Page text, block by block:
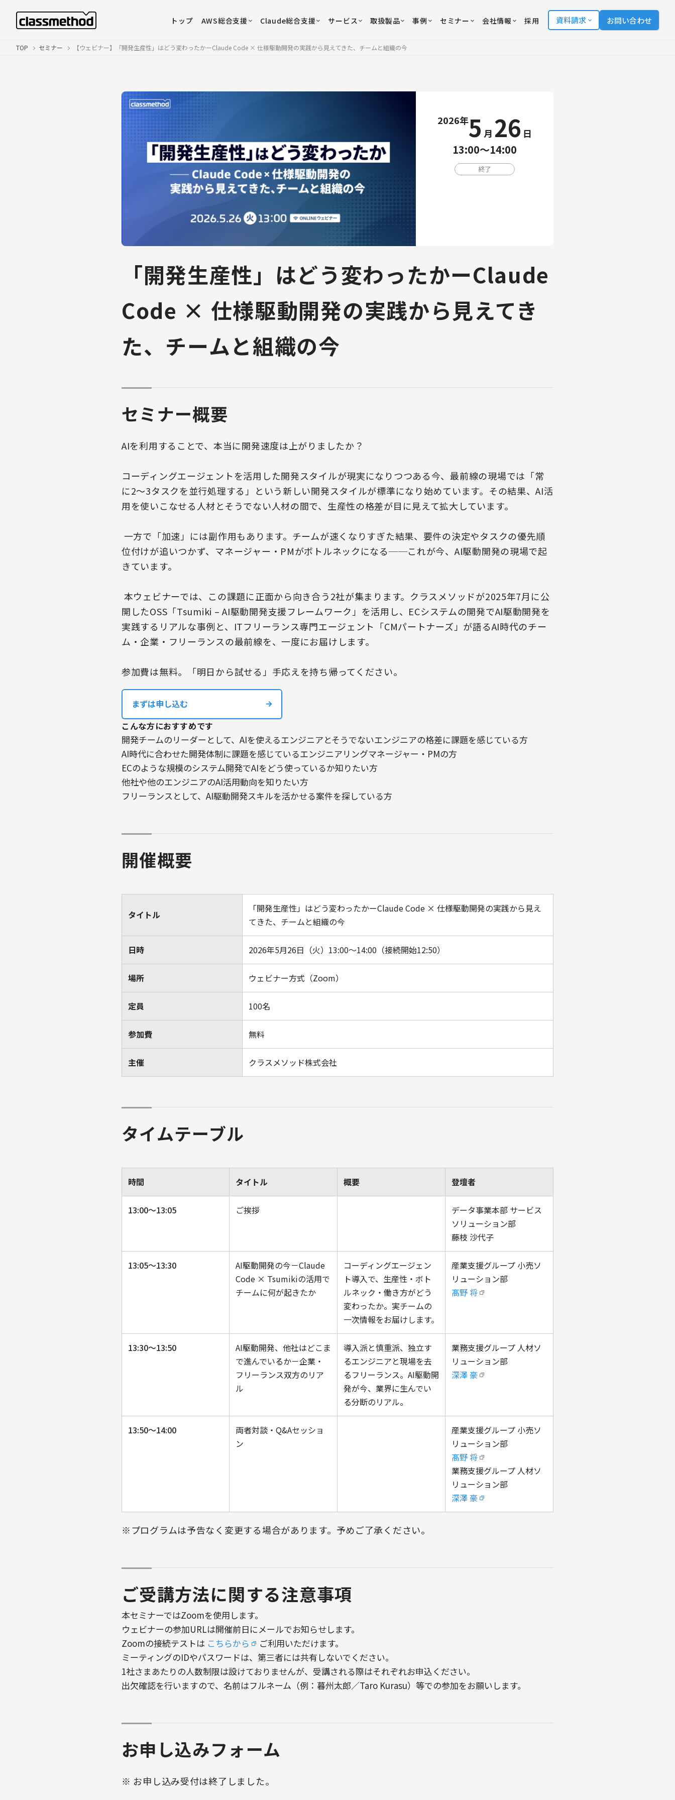
トップ AWS総合支援 Claude総合支援 サービス 取扱製品 事例 セミナー 会社情報 採用 資料請求 お問い合わせ
TOP セミナー 【ウェビナー】「開発生産性」はどう変わったかーClaude Code × 仕様駆動開発の実践から見えてきた、チームと組織の今
2026年5 月 26 日
13:00〜14:00
終了
「開発生産性」はどう変わったかーClaude
Code × 仕様駆動開発の実践から見えてき
た、チームと組織の今
セミナー概要
AIを利用することで、本当に開発速度は上がりましたか？
コーディングエージェントを活用した開発スタイルが現実になりつつある今、最前線の現場では「常
に2〜3タスクを並行処理する」という新しい開発スタイルが標準になり始めています。その結果、AI活
用を使いこなせる人材とそうでない人材の間で、生産性の格差が目に見えて拡大しています。
一方で「加速」には副作用もあります。チームが速くなりすぎた結果、要件の決定やタスクの優先順
位付けが追いつかず、マネージャー・PMがボトルネックになる──これが今、AI駆動開発の現場で起
きています。
本ウェビナーでは、この課題に正面から向き合う2社が集まります。クラスメソッドが2025年7月に公
開したOSS「Tsumiki – AI駆動開発支援フレームワーク」を活用し、ECシステムの開発でAI駆動開発を
実践するリアルな事例と、ITフリーランス専門エージェント「CMパートナーズ」が語るAI時代のチー
ム・企業・フリーランスの最前線を、一度にお届けします。
参加費は無料。「明日から試せる」手応えを持ち帰ってください。
まずは申し込む
こんな方におすすめです
開発チームのリーダーとして、AIを使えるエンジニアとそうでないエンジニアの格差に課題を感じている方
AI時代に合わせた開発体制に課題を感じているエンジニアリングマネージャー・PMの方
ECのような規模のシステム開発でAIをどう使っているか知りたい方
他社や他のエンジニアのAI活用動向を知りたい方
フリーランスとして、AI駆動開発スキルを活かせる案件を探している方
開催概要
タイトル
「開発生産性」はどう変わったかーClaude Code × 仕様駆動開発の実践から見え
てきた、チームと組織の今
日時 2026年5月26日（火）13:00～14:00（接続開始12:50）
場所 ウェビナー方式（Zoom）
定員 100名
参加費 無料
主催 クラスメソッド株式会社
タイムテーブル
時間 タイトル 概要 登壇者
13:00〜13:05 ご挨拶
データ事業本部 サービス
ソリューション部
藤枝 沙代子
13:05〜13:30
AI駆動開発の今－Claude
Code × Tsumikiの活用で
チームに何が起きたか
コーディングエージェン
ト導入で、生産性・ボト
ルネック・働き方がどう
変わったか。実チームの
一次情報をお届けします。
産業支援グループ 小売ソ
リューション部
髙野 将
13:30〜13:50
AI駆動開発、他社はどこま
で進んでいるか－企業・
フリーランス双方のリア
ル
導入派と慎重派、独立す
るエンジニアと現場を去
るフリーランス。AI駆動開
発が今、業界に生んでい
る分断のリアル。
業務支援グループ 人材ソ
リューション部
深澤 豪
13:50〜14:00
両者対談・Q&Aセッショ
ン
産業支援グループ 小売ソ
リューション部
髙野 将
業務支援グループ 人材ソ
リューション部
深澤 豪
※プログラムは予告なく変更する場合があります。予めご了承ください。
ご受講方法に関する注意事項
本セミナーではZoomを使用します。
ウェビナーの参加URLは開催前日にメールでお知らせします。
Zoomの接続テストは こちらから
ご利用いただけます。
ミーティングのIDやパスワードは、第三者には共有しないでください。
1社さまあたりの人数制限は設けておりませんが、受講される際はそれぞれお申込ください。
出欠確認を行いますので、名前はフルネーム（例：暮州太郎／Taro Kurasu）等での参加をお願いします。
お申し込みフォーム
※ お申し込み受付は終了しました。